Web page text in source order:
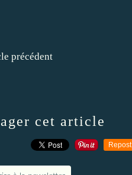
précédent
cet article
Repost